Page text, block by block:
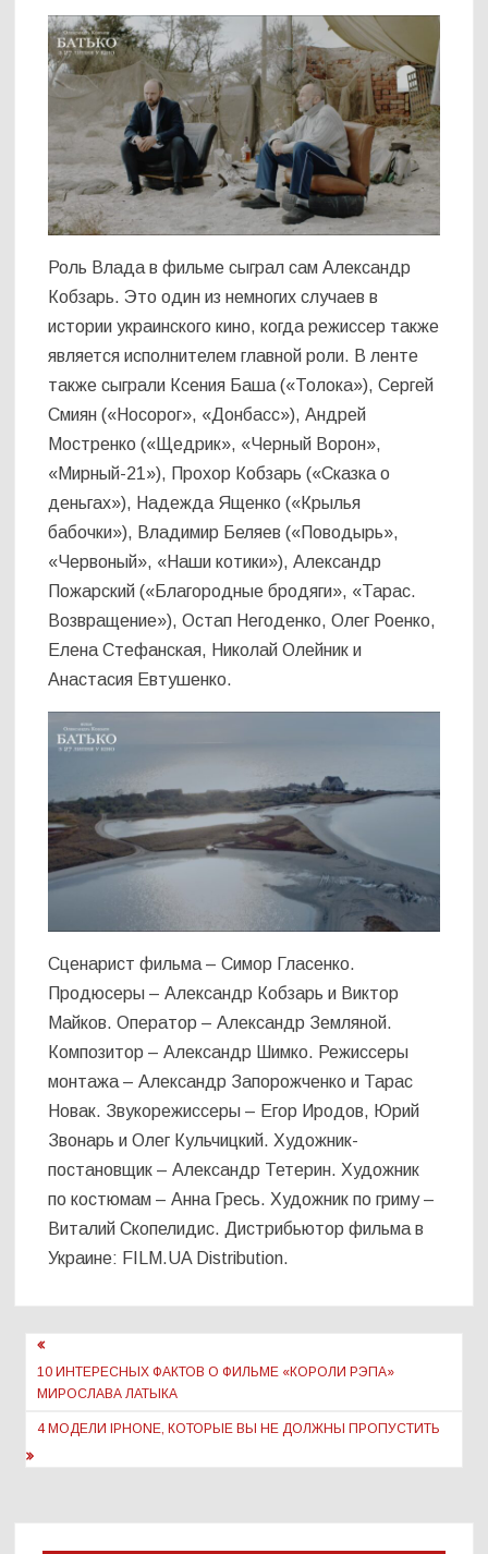
Роль Влада в фильме сыграл сам Александр
Кобзарь. Это один из немногих случаев в
истории украинского кино, когда режиссер также
является исполнителем главной роли. В ленте
также сыграли Ксения Баша («Толока»), Сергей
Смиян («Носорог», «Донбасс»), Андрей
Мостренко («Щедрик», «Черный Ворон»,
«Мирный-21»), Прохор Кобзарь («Сказка о
деньгах»), Надежда Ященко («Крылья
бабочки»), Владимир Беляев («Поводырь»,
«Червоный», «Наши котики»), Александр
Пожарский («Благородные бродяги», «Тарас.
Возвращение»), Остап Негоденко, Олег Роенко,
Елена Стефанская, Николай Олейник и
Анастасия Евтушенко.
Сценарист фильма – Симор Гласенко.
Продюсеры – Александр Кобзарь и Виктор
Майков. Оператор – Александр Земляной.
Композитор – Александр Шимко. Режиссеры
монтажа – Александр Запорожченко и Тарас
Новак. Звукорежиссеры – Егор Иродов, Юрий
Звонарь и Олег Кульчицкий. Художник-
постановщик – Александр Тетерин. Художник
по костюмам – Анна Гресь. Художник по гриму –
Виталий Скопелидис. Дистрибьютор фильма в
Украине: FILM.UA Distribution.
Навигация
по
записям
10 ИНТЕРЕСНЫХ ФАКТОВ О ФИЛЬМЕ «КОРОЛИ РЭПА»
МИРОСЛАВА ЛАТЫКА
4 МОДЕЛИ IPHONE, КОТОРЫЕ ВЫ НЕ ДОЛЖНЫ ПРОПУСТИТЬ